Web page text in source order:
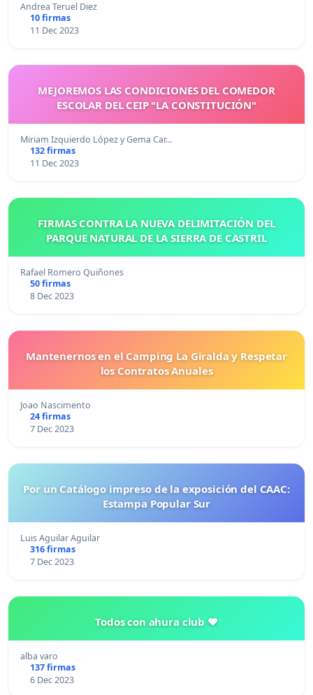
Andrea Teruel Diez
10 firmas
11 Dec 2023
MEJOREMOS LAS CONDICIONES DEL COMEDOR
ESCOLAR DEL CEIP "LA CONSTITUCIÓN"
Miriam Izquierdo López y Gema Car…
132 firmas
11 Dec 2023
FIRMAS CONTRA LA NUEVA DELIMITACIÓN DEL
PARQUE NATURAL DE LA SIERRA DE CASTRIL
Rafael Romero Quiñones
50 firmas
8 Dec 2023
Mantenernos en el Camping La Giralda y Respetar
los Contratos Anuales
Joao Nascimento
24 firmas
7 Dec 2023
Por un Catálogo impreso de la exposición del CAAC:
Estampa Popular Sur
Luis Aguilar Aguilar
316 firmas
7 Dec 2023
Todos con ahura club ♥️
alba varo
137 firmas
6 Dec 2023